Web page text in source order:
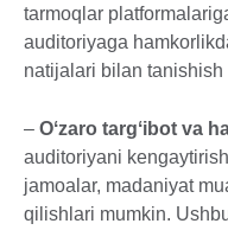
tarmoqlar
auditoriyaga
natijalari bilan
– Oʻzaro targʻibot va
auditoriyani
jamoalar, madaniyat
qilishlari mumkin.